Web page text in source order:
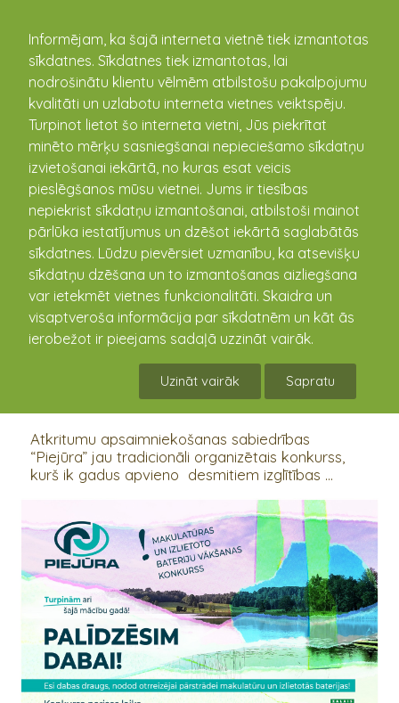
Informējam, ka šajā interneta vietnē tiek izmantotas
sīkdatnes. Sīkdatnes tiek izmantotas, lai
nodrošinātu klientu vēlmēm atbilstošu pakalpojumu
kvalitāti un uzlabotu interneta vietnes veiktspēju.
Turpinot lietot šo interneta vietni, Jūs piekrītat
minēto mērķu sasniegšanai nepieciešamo sīkdatņu
izvietošanai iekārtā, no kuras esat veicis
pieslēgšanos mūsu vietnei. Jums ir tiesības
nepiekrist sīkdatņu izmantošanai, atbilstoši mainot
pārlūka iestatījumus un dzēšot iekārtā saglabātās
sīkdatnes. Lūdzu pievērsiet uzmanību, ka atsevišķu
sīkdatņu dzēšana un to izmantošanas aizliegšana
var ietekmēt vietnes funkcionalitāti. Skaidra un
visaptveroša informācija par sīkdatnēm un kāt ās
ierobežot ir pieejams sadaļā uzzināt vairāk.
Uzināt vairāk Sapratu
kandava.lv
PASĀKUMU
KALENDĀRS
Tradicionālais makulatūras vākšanas
konkurss paplašinās
Atkritumu apsaimniekošanas sabiedrības
“Piejūra” jau tradicionāli organizētais konkurss,
kurš ik gadus apvieno desmitiem izglītības ...